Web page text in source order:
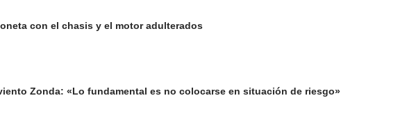
con el chasis y el motor adulterados
Zonda: «Lo fundamental es no colocarse en situación de riesgo»